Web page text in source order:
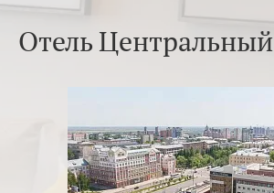
Отель Центральный